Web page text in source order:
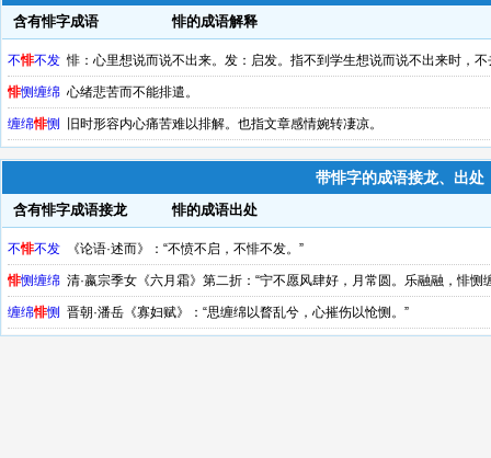
含有悱字成语 悱的成语解释
不悱不发 悱：心里想说而说不出来。发：启发。指不到学生想说而说不出来时，
悱恻缠绵 心绪悲苦而不能排遣。
缠绵悱恻 旧时形容内心痛苦难以排解。也指文章感情婉转凄凉。
带悱字的成语接龙、出处
含有悱字成语接龙 悱的成语出处
不悱不发 《论语·述而》：“不愤不启，不悱不发。”
悱恻缠绵 清·嬴宗季女《六月霜》第二折：“宁不愿风肆好，月常圆。乐融融，悱恻
缠绵悱恻 晋朝·潘岳《寡妇赋》：“思缠绵以瞀乱兮，心摧伤以怆恻。”